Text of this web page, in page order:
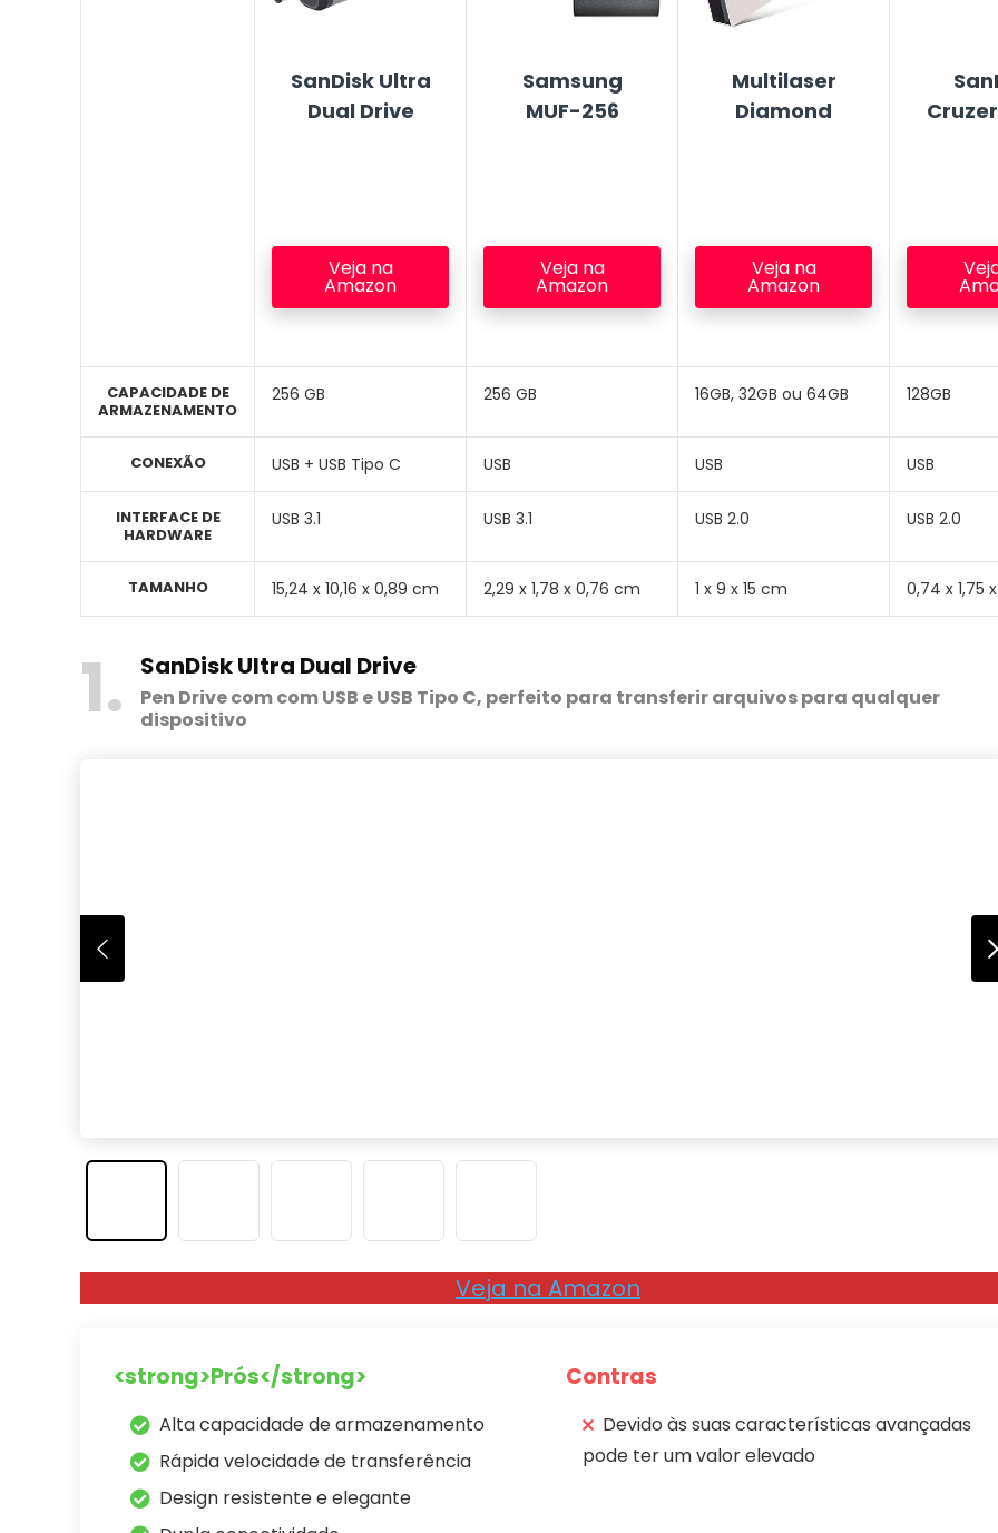
CAPACIDADE DE
ARMAZENAMENTO
CONEXÃO
INTERFACE DE
HARDWARE
TAMANHO
SanDisk Ultra
Dual Drive
Veja na
Amazon
256 GB
USB + USB Tipo C
USB 3.1
‎15,24 x 10,16 x 0,89 cm
Samsung
MUF-256
Veja na
Amazon
256 GB
USB
USB 3.1
2,29 x 1,78 x 0,76 cm
Multilaser
Diamond
Veja na
Amazon
16GB, 32GB ou 64GB
USB
USB 2.0
‎1 x 9 x 15 cm
128GB
USB
USB 2.0
‎0,74 x 1,75
1 SanDisk Ultra Dual Drive
Pen Drive com com USB e USB Tipo C, perfeito para transferir arquivos para qualquer
dispositivo
Veja na Amazon
<strong>Prós</strong>
Alta capacidade de armazenamento
Rápida velocidade de transferência
Design resistente e elegante
Contras
Devido às suas características avançadas
pode ter um valor elevado